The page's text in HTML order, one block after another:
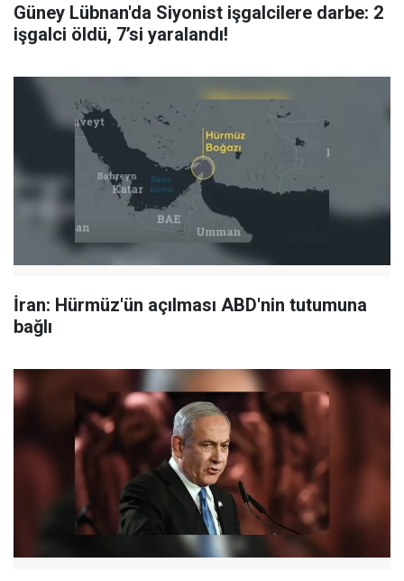
Güney Lübnan'da Siyonist işgalcilere darbe: 2
işgalci öldü, 7’si yaralandı!
İran: Hürmüz'ün açılması ABD'nin tutumuna
bağlı